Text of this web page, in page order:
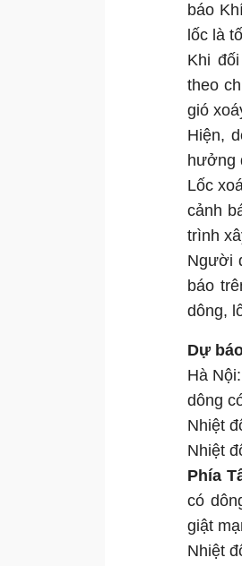
báo
lốc là
Khi
theo
gió
Hiện,
hưởng
Lốc
cảnh
trình
Người
báo
dông,
Dự
Hà
dông
Nhiệt
Nhiệt
Phía
có
giật
Nhiệt